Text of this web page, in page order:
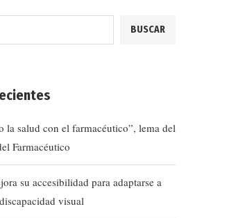
BUSCAR
la salud con el farmacéutico”, lema del
Farmacéutico
su accesibilidad para adaptarse a
visual